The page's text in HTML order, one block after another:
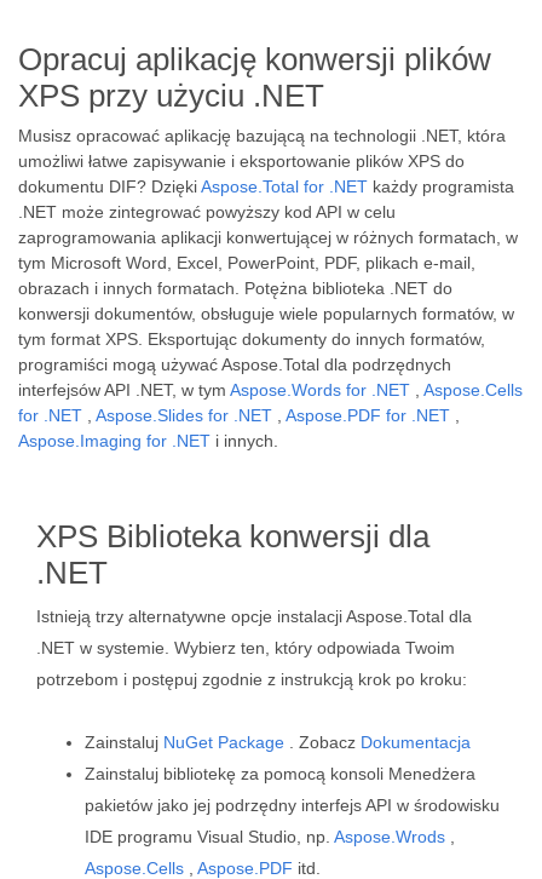
Opracuj aplikację konwersji plików
XPS przy użyciu .NET
Musisz opracować aplikację bazującą na technologii .NET, która
umożliwi łatwe zapisywanie i eksportowanie plików XPS do
dokumentu DIF? DziękiAspose.Total for .NET każdy programista
.NET może zintegrować powyższy kod API w celu
zaprogramowania aplikacji konwertującej w różnych formatach, w
tym Microsoft Word, Excel, PowerPoint, PDF, plikach e-mail,
obrazach i innych formatach. Potężna biblioteka .NET do
konwersji dokumentów, obsługuje wiele popularnych formatów, w
tym format XPS. Eksportując dokumenty do innych formatów,
programiści mogą używać Aspose.Total dla podrzędnych
interfejsów API .NET, w tym Aspose.Words for .NET
Aspose.Cells
for .NET
Aspose.Slides for .NET Aspose.PDF for .NET
Aspose.Imaging for .NET i innych.
XPS Biblioteka konwersji dla
.NET
Istnieją trzy alternatywne opcje instalacji Aspose.Total dla
.NET w systemie. Wybierz ten, który odpowiada Twoim
potrzebom i postępuj zgodnie z instrukcją krok po kroku:
Zainstaluj NuGet Package . Zobacz Dokumentacja
Zainstaluj bibliotekę za pomocą konsoli Menedżera
pakietów jako jej podrzędny interfejs API w środowisku
IDE programu Visual Studio, np. Aspose.Wrods
Aspose.Cells
Aspose.PDF itd.